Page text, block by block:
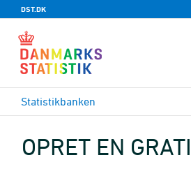
DST.DK
Statistikbanken
OPRET EN